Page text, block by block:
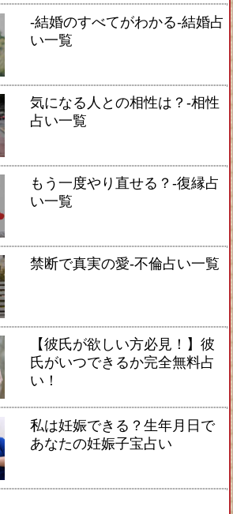
-結婚のすべてがわかる-結婚占
い一覧
気になる人との相性は？-相性
占い一覧
もう一度やり直せる？-復縁占
い一覧
禁断で真実の愛-不倫占い一覧
【彼氏が欲しい方必見！】彼
氏がいつできるか完全無料占
い！
私は妊娠できる？生年月日で
あなたの妊娠子宝占い